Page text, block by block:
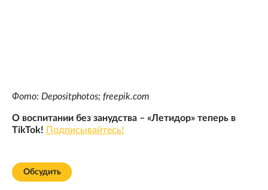
Фото: Depositphotos; freepik.com
О воспитании без занудства – «Летидор» теперь в
TikTok! Подписывайтесь!
Обсудить